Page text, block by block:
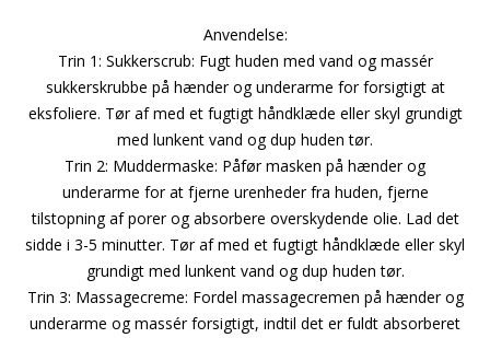
Anvendelse:
Trin 1: Sukkerscrub: Fugt huden med vand og massér
sukkerskrubbe på hænder og underarme for forsigtigt at
eksfoliere. Tør af med et fugtigt håndklæde eller skyl grundigt
med lunkent vand og dup huden tør.
Trin 2: Muddermaske: Påfør masken på hænder og
underarme for at fjerne urenheder fra huden, fjerne
tilstopning af porer og absorbere overskydende olie. Lad det
sidde i 3-5 minutter. Tør af med et fugtigt håndklæde eller skyl
grundigt med lunkent vand og dup huden tør.
Trin 3: Massagecreme: Fordel massagecremen på hænder og
underarme og massér forsigtigt, indtil det er fuldt absorberet